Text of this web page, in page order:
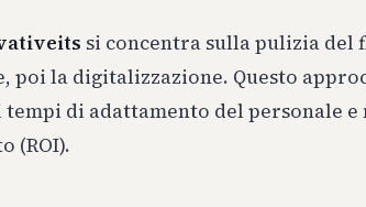
si concentra sulla pulizia del
poi la digitalizzazione. Questo
di adattamento del personale
(ROI).